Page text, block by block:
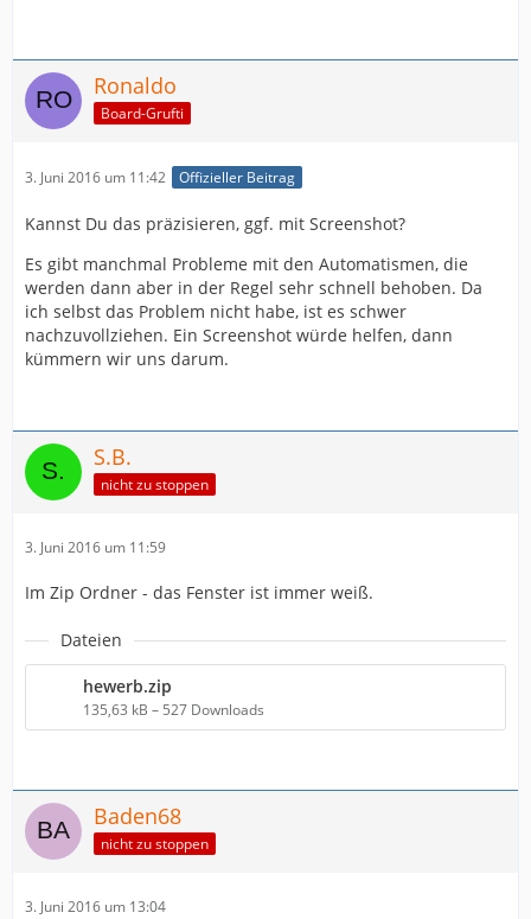
Ronaldo
Board-Grufti
3. Juni 2016 um 11:42 Offizieller Beitrag
Kannst Du das präzisieren, ggf. mit Screenshot?
Es gibt manchmal Probleme mit den Automatismen, die
werden dann aber in der Regel sehr schnell behoben. Da
ich selbst das Problem nicht habe, ist es schwer
nachzuvollziehen. Ein Screenshot würde helfen, dann
kümmern wir uns darum.
S.B.
nicht zu stoppen
3. Juni 2016 um 11:59
Im Zip Ordner - das Fenster ist immer weiß.
Dateien
hewerb.zip
135,63 kB – 527 Downloads
Baden68
nicht zu stoppen
3. Juni 2016 um 13:04